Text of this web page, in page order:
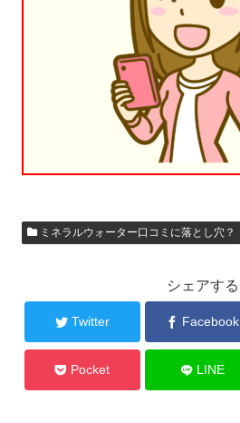
ミネラルウォーター口コミに落とし穴？
シェアする
Twitter Facebook
Pocket LINE